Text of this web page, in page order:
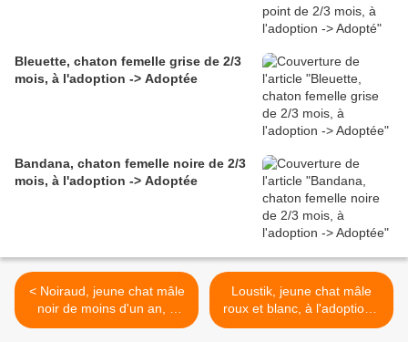
Bleuette, chaton femelle grise de 2/3
mois, à l'adoption -> Adoptée
Bandana, chaton femelle noire de 2/3
mois, à l'adoption -> Adoptée
< Noiraud, jeune chat mâle
noir de moins d'un an, à
l'adoption -> adopté
Loustik, jeune chat mâle
roux et blanc, à l'adoption -
> adopté >